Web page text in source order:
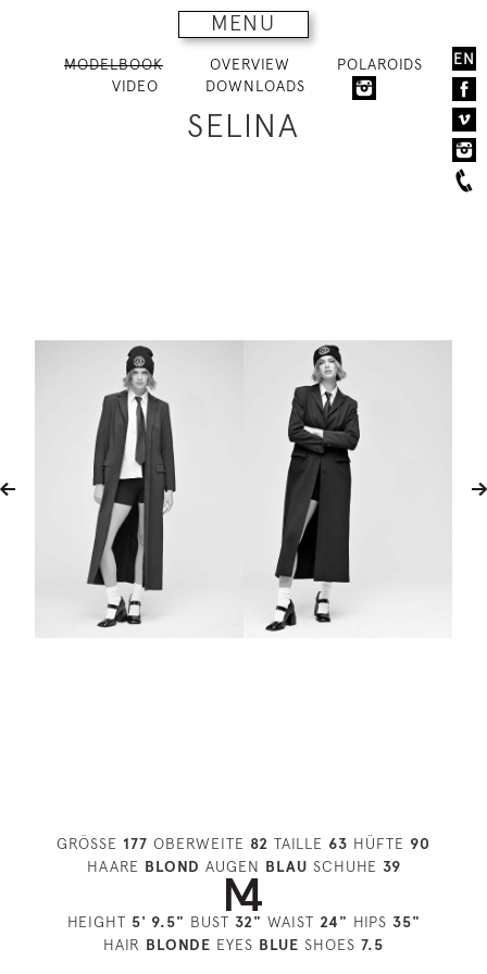
MENU
EN
MODELBOOK OVERVIEW
POLAROIDS
VIDEO
DOWNLOADS
SELINA
GRÖSSE 177 OBERWEITE 82 TAILLE 63 HÜFTE 90
HAARE BLOND AUGEN BLAU SCHUHE 39
HEIGHT 5' 9.5" BUST 32" WAIST 24" HIPS 35"
HAIR BLONDE EYES BLUE SHOES 7.5